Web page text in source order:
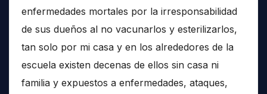
enfermedades mortales por la irresponsabilidad
de sus dueños al no vacunarlos y esterilizarlos,
tan solo por mi casa y en los alrededores de la
escuela existen decenas de ellos sin casa ni
familia y expuestos a enfermedades, ataques,